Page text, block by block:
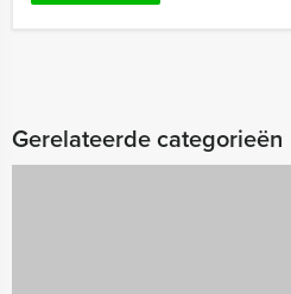
Gerelateerde categorieën